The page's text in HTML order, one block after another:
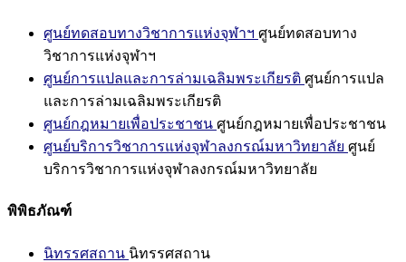
ศูนย์ทดสอบทางวิชาการแห่งจุฬาฯ ศูนย์ทดสอบทาง
วิชาการแห่งจุฬาฯ
ศูนย์การแปลและการล่ามเฉลิมพระเกียรติ ศูนย์การแปล
และการล่ามเฉลิมพระเกียรติ
ศูนย์กฎหมายเพื่อประชาชน ศูนย์กฎหมายเพื่อประชาชน
ศูนย์บริการวิชาการแห่งจุฬาลงกรณ์มหาวิทยาลัย ศูนย์
บริการวิชาการแห่งจุฬาลงกรณ์มหาวิทยาลัย
พิพิธภัณฑ์
นิทรรศสถาน นิทรรศสถาน